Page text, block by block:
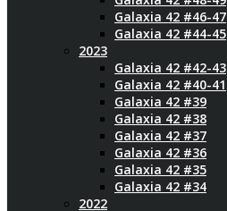
Galaxia 42 #46-47
Galaxia 42 #44-45
2023
Galaxia 42 #42-43
Galaxia 42 #40-41
Galaxia 42 #39
Galaxia 42 #38
Galaxia 42 #37
Galaxia 42 #36
Galaxia 42 #35
Galaxia 42 #34
2022